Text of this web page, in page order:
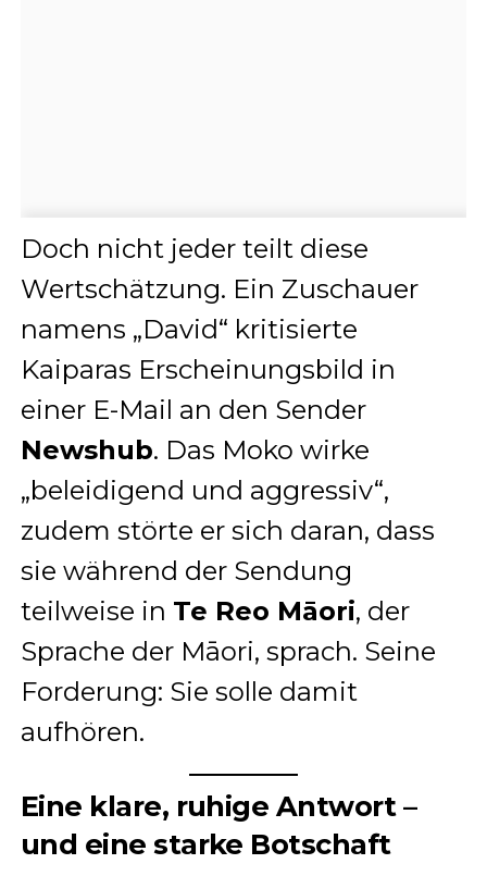
Doch nicht jeder teilt diese
Wertschätzung. Ein Zuschauer
namens „David“ kritisierte
Kaiparas Erscheinungsbild in
einer E-Mail an den Sender
Newshub. Das Moko wirke
„beleidigend und aggressiv“,
zudem störte er sich daran, dass
sie während der Sendung
teilweise in Te Reo Māori, der
Sprache der Māori, sprach. Seine
Forderung: Sie solle damit
aufhören.
Eine klare, ruhige Antwort –
und eine starke Botschaft